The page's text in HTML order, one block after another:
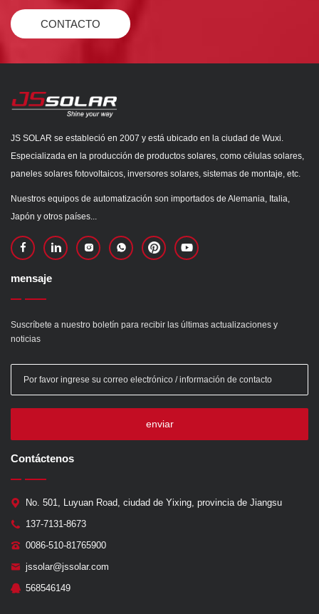
CONTACTO
JS SOLAR se estableció en 2007 y está ubicado en la ciudad de Wuxi.
Especializada en la producción de productos solares, como células solares,
paneles solares fotovoltaicos, inversores solares, sistemas de montaje, etc.
Nuestros equipos de automatización son importados de Alemania, Italia,
Japón y otros países...
mensaje
Suscríbete a nuestro boletín para recibir las últimas actualizaciones y
noticias
enviar
Contáctenos
No. 501, Luyuan Road, ciudad de Yixing, provincia de Jiangsu
137-7131-8673
0086-510-81765900
jssolar@jssolar.com
568546149